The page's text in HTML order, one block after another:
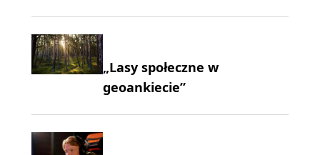
„Lasy społeczne w
geoankiecie”